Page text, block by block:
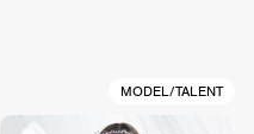
MODEL/TALENT